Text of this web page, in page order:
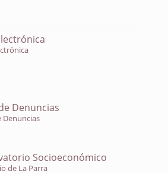
Denuncias
Denuncias
Socioeconómico
de La Parra